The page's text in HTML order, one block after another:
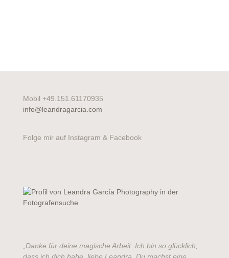
Mobil +49.151.61170935
info@leandragarcia.com
Folge mir auf Instagram & Facebook
„Danke für deine magische Arbeit. Ich bin so glücklich,
dass ich dich habe, liebe Leandra. Du machst eine